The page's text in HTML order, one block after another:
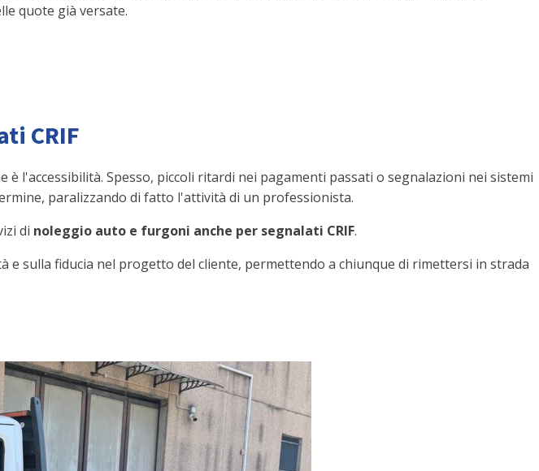
quote già versate.
CRIF
l'accessibilità. Spesso, piccoli ritardi nei pagamenti passati o segnalazioni nei sistemi
paralizzando di fatto l'attività di un professionista.
di noleggio auto e furgoni anche per segnalati CRIF.
sulla fiducia nel progetto del cliente, permettendo a chiunque di rimettersi in strada